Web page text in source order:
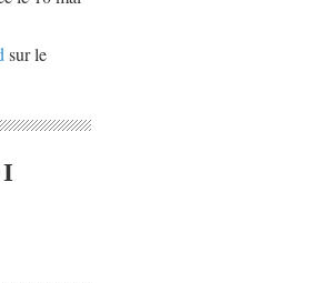
sur le